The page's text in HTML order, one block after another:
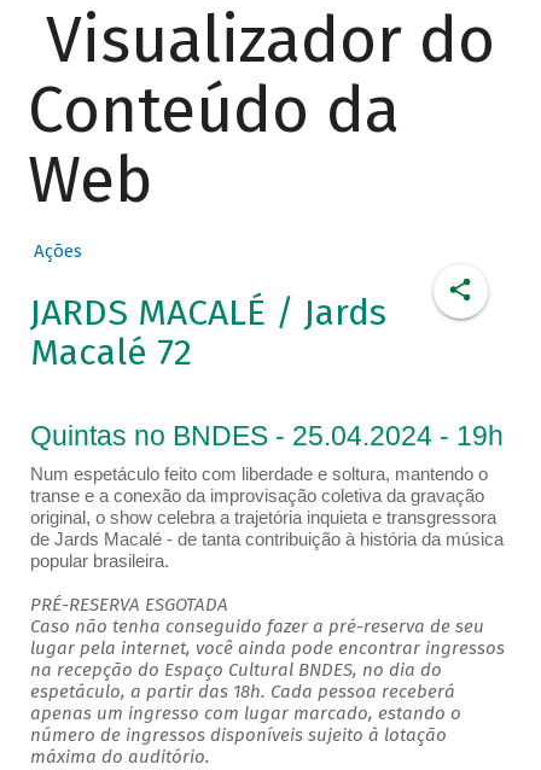
Visualizador do
Conteúdo da
Web
Ações
JARDS MACALÉ / Jards
Macalé 72
Quintas no BNDES - 25.04.2024 - 19h
Num espetáculo feito com liberdade e soltura, mantendo o
transe e a conexão da improvisação coletiva da gravação
original, o show celebra a trajetória inquieta e transgressora
de Jards Macalé - de tanta contribuição à história da música
popular brasileira.
PRÉ-RESERVA ESGOTADA
Caso não tenha conseguido fazer a pré-reserva de seu
lugar pela internet, você ainda pode encontrar ingressos
na recepção do Espaço Cultural BNDES, no dia do
espetáculo, a partir das 18h. Cada pessoa receberá
apenas um ingresso com lugar marcado, estando o
número de ingressos disponíveis sujeito à lotação
máxima do auditório.